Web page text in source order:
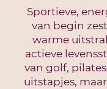
Sportieve,
van begin
warme
actieve
van golf,
uitstapjes,